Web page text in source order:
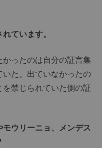
ています。
かったのは自分の証言集
た。出ていなかったの
禁じられていた側の証
ウリーニョ、メンデス